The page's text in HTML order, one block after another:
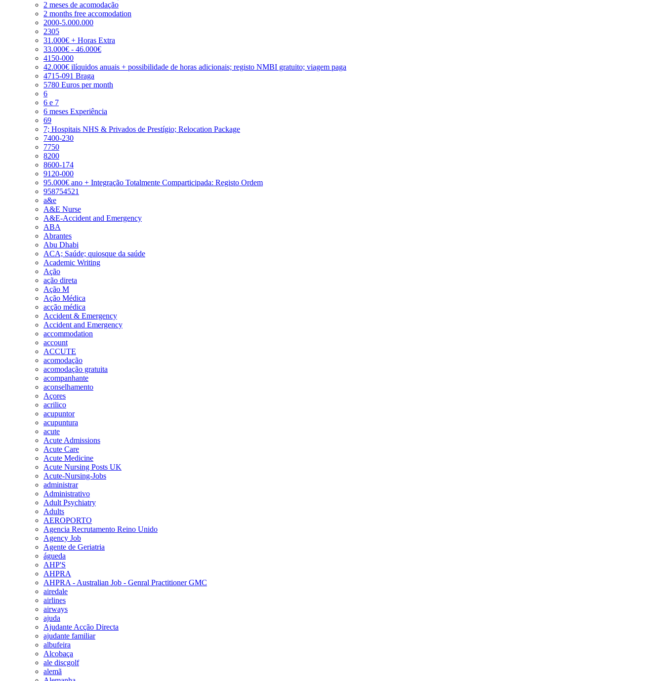
2 meses de acomodação
2 months free accomodation
2000-5.000.000
2305
31.000€ + Horas Extra
33.000€ - 46.000€
4150-000
42.000€ ilíquidos anuais + possibilidade de horas adicionais; registo NMBI gratuito; viagem paga
4715-091 Braga
5780 Euros per month
6
6 e 7
6 meses Experiência
69
7; Hospitais NHS & Privados de Prestígio; Relocation Package
7400-230
7750
8200
8600-174
9120-000
95.000€ ano + Integração Totalmente Comparticipada: Registo Ordem
958754521
a&e
A&E Nurse
A&E-Accident and Emergency
ABA
Abrantes
Abu Dhabi
ACA; Saúde; quiosque da saúde
Academic Writing
Ação
ação direta
Ação M
Ação Médica
acção médica
Accident & Emergency
Accident and Emergency
accommodation
account
ACCUTE
acomodação
acomodação gratuita
acompanhante
aconselhamento
Açores
acrilico
acupuntor
acupuntura
acute
Acute Admissions
Acute Care
Acute Medicine
Acute Nursing Posts UK
Acute-Nursing-Jobs
administrar
Administrativo
Adult Psychiatry
Adults
AEROPORTO
Agencia Recrutamento Reino Unido
Agency Job
Agente de Geriatria
águeda
AHP'S
AHPRA
AHPRA - Australian Job - Genral Practitioner GMC
airedale
airlines
airways
ajuda
Ajudante Acção Directa
ajudante familiar
albufeira
Alcobaça
ale discgolf
alemã